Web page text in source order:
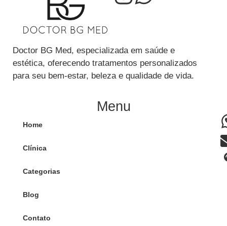
Doctor BG Med, especializada em saúde e
estética, oferecendo tratamentos personalizados
para seu bem-estar, beleza e qualidade de vida.
Menu
Home
Clínica
Categorias
Blog
Contato